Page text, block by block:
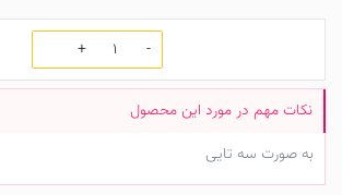
به صورت سه تایی